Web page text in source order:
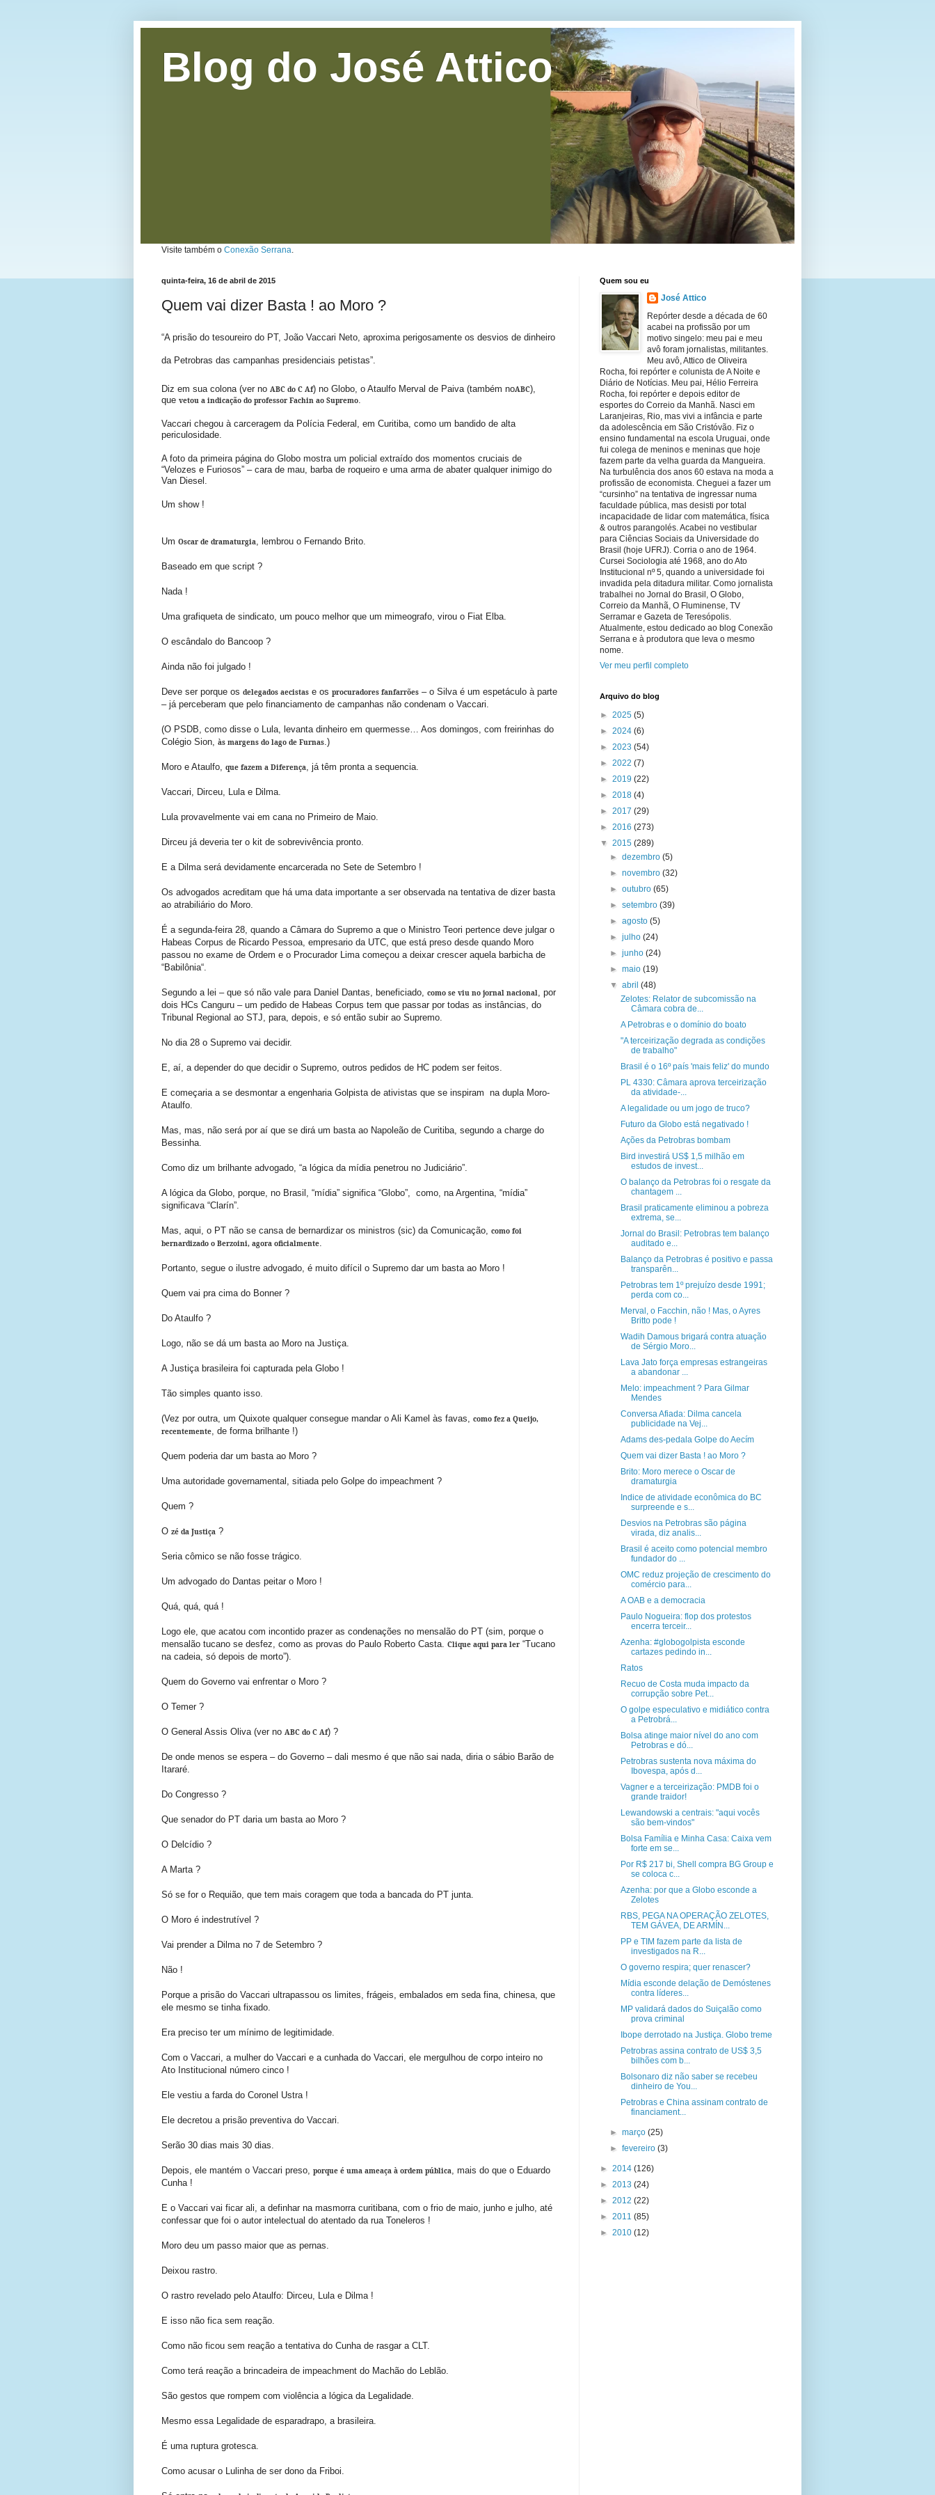
Blog do José Attico
Visite também o Conexão Serrana.
quinta-feira, 16 de abril de 2015
Quem vai dizer Basta ! ao Moro ?
“A prisão do tesoureiro do PT, João Vaccari Neto, aproxima perigosamente os desvios de dinheiro
da Petrobras das campanhas presidenciais petistas”.
Diz em sua colona (ver no ABC do C Af) no Globo, o Ataulfo Merval de Paiva (também noABC),
que vetou a indicação do professor Fachin ao Supremo
Vaccari chegou à carceragem da Polícia Federal, em Curitiba, como um bandido de alta
periculosidade.
A foto da primeira página do Globo mostra um policial extraído dos momentos cruciais de
“Velozes e Furiosos” – cara de mau, barba de roqueiro e uma arma de abater qualquer inimigo do
Van Diesel.
Um show !
Um Oscar de dramaturgia , lembrou o Fernando Brito.
Baseado em que script ?
Nada !
Uma grafiqueta de sindicato, um pouco melhor que um mimeografo, virou o Fiat Elba.
O escândalo do Bancoop ?
Ainda não foi julgado !
Deve ser porque os delegados aecistas e os procuradores fanfarrões – o Silva é um espetáculo à parte
– já perceberam que pelo financiamento de campanhas não condenam o Vaccari.
(O PSDB, como disse o Lula, levanta dinheiro em quermesse… Aos domingos, com freirinhas do
Colégio Sion, às margens do lago de Furnas .)
Moro e Ataulfo, que fazem a Diferença , já têm pronta a sequencia.
Vaccari, Dirceu, Lula e Dilma.
Lula provavelmente vai em cana no Primeiro de Maio.
Dirceu já deveria ter o kit de sobrevivência pronto.
E a Dilma será devidamente encarcerada no Sete de Setembro !
Os advogados acreditam que há uma data importante a ser observada na tentativa de dizer basta
ao atrabiliário do Moro.
É a segunda-feira 28, quando a Câmara do Supremo a que o Ministro Teori pertence deve julgar o
Habeas Corpus de Ricardo Pessoa, empresario da UTC, que está preso desde quando Moro
passou no exame de Ordem e o Procurador Lima começou a deixar crescer aquela barbicha de
“Babilônia“.
Segundo a lei – que só não vale para Daniel Dantas, beneficiado, como se viu no jornal nacional
, por
dois HCs Canguru – um pedido de Habeas Corpus tem que passar por todas as instâncias, do
Tribunal Regional ao STJ, para, depois, e só então subir ao Supremo.
No dia 28 o Supremo vai decidir.
E, aí, a depender do que decidir o Supremo, outros pedidos de HC podem ser feitos.
E começaria a se desmontar a engenharia Golpista de ativistas que se inspiram na dupla Moro-
Ataulfo.
Mas, mas, não será por aí que se dirá um basta ao Napoleão de Curitiba, segundo a charge do
Bessinha.
Como diz um brilhante advogado, “a lógica da mídia penetrou no Judiciário”.
A lógica da Globo, porque, no Brasil, “mídia” significa “Globo”, como, na Argentina, “mídia”
significava “Clarín”.
Mas, aqui, o PT não se cansa de bernardizar os ministros (sic) da Comunicação, como foi
bernardizado o Berzoini, agora oficialmente
Portanto, segue o ilustre advogado, é muito difícil o Supremo dar um basta ao Moro !
Quem vai pra cima do Bonner ?
Do Ataulfo ?
Logo, não se dá um basta ao Moro na Justiça.
A Justiça brasileira foi capturada pela Globo !
Tão simples quanto isso.
(Vez por outra, um Quixote qualquer consegue mandar o Ali Kamel às favas,
como fez a Queijo,
recentemente , de forma brilhante !)
Quem poderia dar um basta ao Moro ?
Uma autoridade governamental, sitiada pelo Golpe do impeachment ?
Quem ?
O zé da Justiça ?
Seria cômico se não fosse trágico.
Um advogado do Dantas peitar o Moro !
Quá, quá, quá !
Logo ele, que acatou com incontido prazer as condenações no mensalão do PT (sim, porque o
mensalão tucano se desfez, como as provas do Paulo Roberto Casta. Clique aqui para ler “Tucano
na cadeia, só depois de morto”).
Quem do Governo vai enfrentar o Moro ?
O Temer ?
O General Assis Oliva (ver no ABC do C Af) ?
De onde menos se espera – do Governo – dali mesmo é que não sai nada, diria o sábio Barão de
Itararé.
Do Congresso ?
Que senador do PT daria um basta ao Moro ?
O Delcídio ?
A Marta ?
Só se for o Requião, que tem mais coragem que toda a bancada do PT junta.
O Moro é indestrutível ?
Vai prender a Dilma no 7 de Setembro ?
Não !
Porque a prisão do Vaccari ultrapassou os limites, frágeis, embalados em seda fina, chinesa, que
ele mesmo se tinha fixado.
Era preciso ter um mínimo de legitimidade.
Com o Vaccari, a mulher do Vaccari e a cunhada do Vaccari, ele mergulhou de corpo inteiro no
Ato Institucional número cinco !
Ele vestiu a farda do Coronel Ustra !
Ele decretou a prisão preventiva do Vaccari.
Serão 30 dias mais 30 dias.
Depois, ele mantém o Vaccari preso, porque é uma ameaça à ordem pública
, mais do que o Eduardo
Cunha !
E o Vaccari vai ficar ali, a definhar na masmorra curitibana, com o frio de maio, junho e julho, até
confessar que foi o autor intelectual do atentado da rua Toneleros !
Moro deu um passo maior que as pernas.
Deixou rastro.
O rastro revelado pelo Ataulfo: Dirceu, Lula e Dilma !
E isso não fica sem reação.
Como não ficou sem reação a tentativa do Cunha de rasgar a CLT.
Como terá reação a brincadeira de impeachment do Machão do Leblão.
São gestos que rompem com violência a lógica da Legalidade.
Mesmo essa Legalidade de esparadrapo, a brasileira.
É uma ruptura grotesca.
Como acusar o Lulinha de ser dono da Friboi.
Quem sou eu
José Attico
Repórter desde a década de 60
acabei na profissão por um
motivo singelo: meu pai e meu
avô foram jornalistas, militantes.
Meu avô, Attico de Oliveira
Rocha, foi repórter e colunista de A Noite e
Diário de Notícias. Meu pai, Hélio Ferreira
Rocha, foi repórter e depois editor de
esportes do Correio da Manhã. Nasci em
Laranjeiras, Rio, mas vivi a infância e parte
da adolescência em São Cristóvão. Fiz o
ensino fundamental na escola Uruguai, onde
fui colega de meninos e meninas que hoje
fazem parte da velha guarda da Mangueira.
Na turbulência dos anos 60 estava na moda a
profissão de economista. Cheguei a fazer um
“cursinho” na tentativa de ingressar numa
faculdade pública, mas desisti por total
incapacidade de lidar com matemática, física
& outros parangolés. Acabei no vestibular
para Ciências Sociais da Universidade do
Brasil (hoje UFRJ). Corria o ano de 1964.
Cursei Sociologia até 1968, ano do Ato
Institucional nº 5, quando a universidade foi
invadida pela ditadura militar. Como jornalista
trabalhei no Jornal do Brasil, O Globo,
Correio da Manhã, O Fluminense, TV
Serramar e Gazeta de Teresópolis.
Atualmente, estou dedicado ao blog Conexão
Serrana e à produtora que leva o mesmo
nome.
Ver meu perfil completo
Arquivo do blog
► 2025 (5)
► 2024 (6)
► 2023 (54)
► 2022 (7)
► 2019 (22)
► 2018 (4)
► 2017 (29)
► 2016 (273)
▼ 2015 (289)
►dezembro(5)
►novembro(32)
►outubro(65)
►setembro(39)
►agosto(5)
►julho(24)
►junho(24)
►maio(19)
▼abril(48)
Zelotes: Relator de subcomissão na
Câmara cobra de...
A Petrobras e o domínio do boato
"A terceirização degrada as condições
de trabalho"
Brasil é o 16º país 'mais feliz' do mundo
PL 4330: Câmara aprova terceirização
da atividade-...
A legalidade ou um jogo de truco?
Futuro da Globo está negativado !
Ações da Petrobras bombam
Bird investirá US$ 1,5 milhão em
estudos de invest...
O balanço da Petrobras foi o resgate da
chantagem ...
Brasil praticamente eliminou a pobreza
extrema, se...
Jornal do Brasil: Petrobras tem balanço
auditado e...
Balanço da Petrobras é positivo e passa
transparên...
Petrobras tem 1º prejuízo desde 1991;
perda com co...
Merval, o Facchin, não ! Mas, o Ayres
Britto pode !
Wadih Damous brigará contra atuação
de Sérgio Moro...
Lava Jato força empresas estrangeiras
a abandonar ...
Melo: impeachment ? Para Gilmar
Mendes
Conversa Afiada: Dilma cancela
publicidade na Vej...
Adams des-pedala Golpe do Aecím
Quem vai dizer Basta ! ao Moro ?
Brito: Moro merece o Oscar de
dramaturgia
Indice de atividade econômica do BC
surpreende e s...
Desvios na Petrobras são página
virada, diz analis...
Brasil é aceito como potencial membro
fundador do ...
OMC reduz projeção de crescimento do
comércio para...
A OAB e a democracia
Paulo Nogueira: flop dos protestos
encerra terceir...
Azenha: #globogolpista esconde
cartazes pedindo in...
Ratos
Recuo de Costa muda impacto da
corrupção sobre Pet...
O golpe especulativo e midiático contra
a Petrobrá...
Bolsa atinge maior nível do ano com
Petrobras e dó...
Petrobras sustenta nova máxima do
Ibovespa, após d...
Vagner e a terceirização: PMDB foi o
grande traidor!
Lewandowski a centrais: "aqui vocês
são bem-vindos"
Bolsa Família e Minha Casa: Caixa vem
forte em se...
Por R$ 217 bi, Shell compra BG Group e
se coloca c...
Azenha: por que a Globo esconde a
Zelotes
RBS, PEGA NA OPERAÇÃO ZELOTES,
TEM GÁVEA, DE ARMÍN...
PP e TIM fazem parte da lista de
investigados na R...
O governo respira; quer renascer?
Mídia esconde delação de Demóstenes
contra líderes...
MP validará dados do Suiçalão como
prova criminal
Ibope derrotado na Justiça. Globo treme
Petrobras assina contrato de US$ 3,5
bilhões com b...
Bolsonaro diz não saber se recebeu
dinheiro de You...
Petrobras e China assinam contrato de
financiament...
►março(25)
►fevereiro(3)
► 2014 (126)
► 2013 (24)
► 2012 (22)
► 2011 (85)
► 2010 (12)